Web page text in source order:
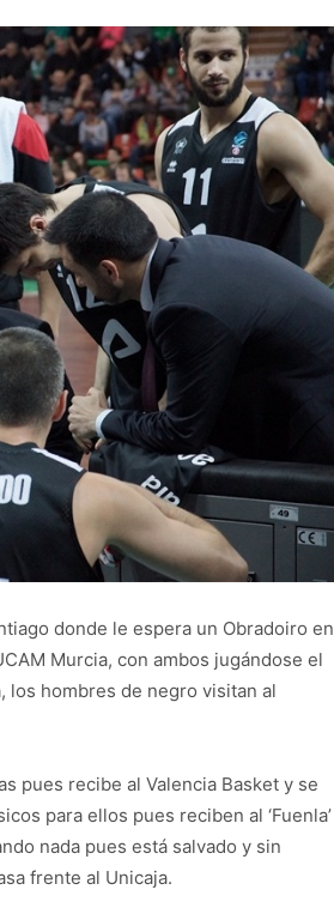
donde le espera un Obradoiro en
Murcia, con ambos jugándose el
los hombres de negro visitan al
pues recibe al Valencia Basket y se
para ellos pues reciben al ‘Fuenla’
nada pues está salvado y sin
frente al Unicaja.